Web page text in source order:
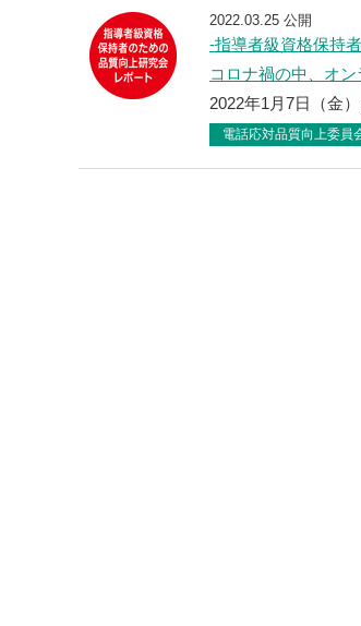
2022.03.25 公開
‐指導者級資格保持
コロナ禍の中、オ
2022年1月7日（金
電話応対品質向上委員